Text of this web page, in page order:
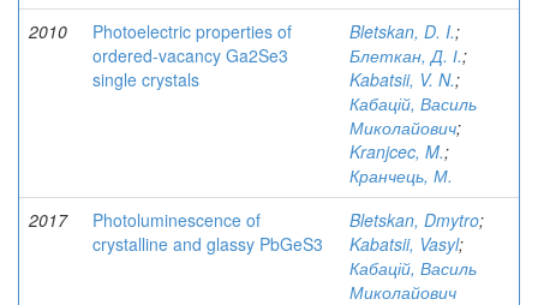
2010
Photoelectric properties of
ordered-vacancy Ga2Se3
single crystals
Bletskan, D. I.;
Блеткан, Д. І.;
Kabatsii, V. N.;
Кабацій, Василь
Миколайович;
Kranjcec, M.;
Кранчець, М.
2017
Photoluminescence of
crystalline and glassy PbGeS3
Bletskan, Dmytro;
Kabatsii, Vasyl;
Кабацій, Василь
Миколайович